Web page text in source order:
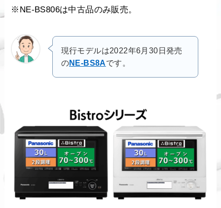
※NE-BS806は中古品のみ販売。
現行モデルは2022年6月30日発売
のNE-BS8Aです。